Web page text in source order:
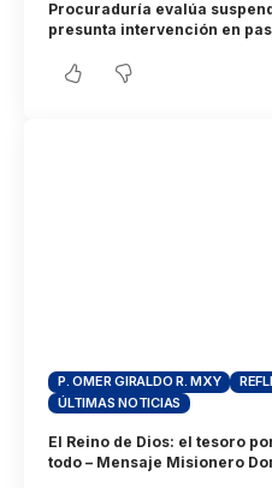
Procuraduría evalúa
presunta intervención en
P. OMER GIRALDO R. MXY
ÚLTIMAS NOTICIAS
El Reino de Dios: el tesoro
todo – Mensaje Misionero